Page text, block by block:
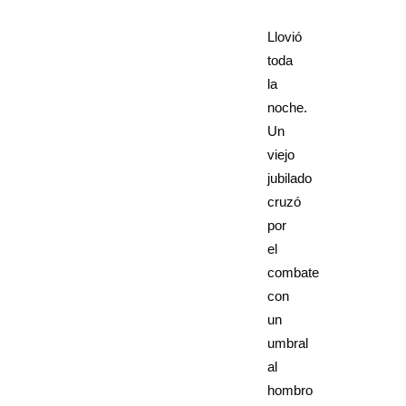
Llovió
toda
la
noche.
Un
viejo
jubilado
cruzó
por
el
combate
con
un
umbral
al
hombro